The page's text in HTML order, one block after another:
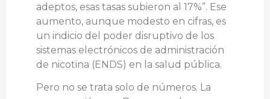
adeptos, esas tasas subieron al 17%”. Ese
aumento, aunque modesto en cifras, es
un indicio del poder disruptivo de los
sistemas electrónicos de administración
de nicotina (ENDS) en la salud pública.
Pero no se trata solo de números. La